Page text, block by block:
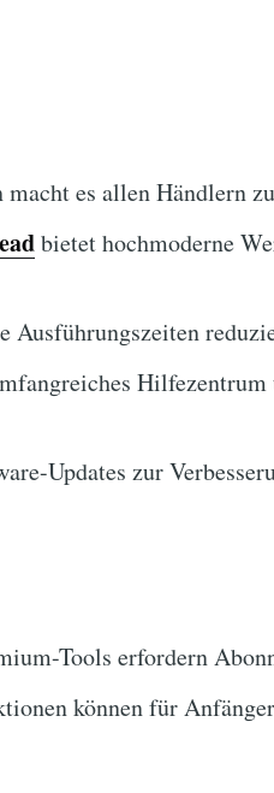
es allen Händlern
bietet hochmoderne
Ausführungszeiten
Hilfezentrum
Updates zur
Tools erfordern
können für